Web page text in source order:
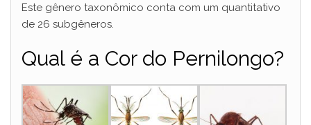
Este gênero taxonômico conta com um quantitativo
de 26 subgêneros.
Qual é a Cor do Pernilongo?